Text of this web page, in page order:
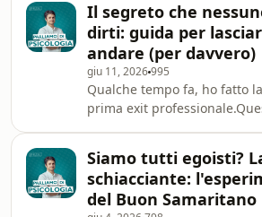
Il segreto che
dirti: guida per
andare (per davvero)
giu 11, 2026995
Qualche tempo fa, ho fatto
prima exit
tempo a gestire bene i
chiusura.Buon
qui il mio nuovo libro "Basta
Siamo tutti egoisti?
schiacciante:
del Buon Samaritano